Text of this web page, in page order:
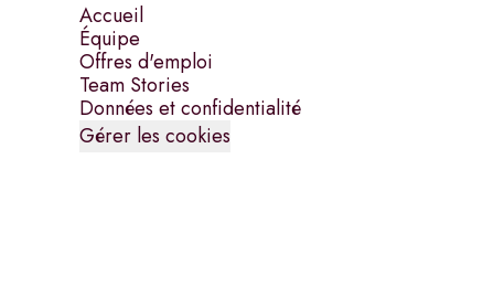
Accueil
Équipe
Offres d'emploi
Team Stories
Données et confidentialité
Gérer les cookies